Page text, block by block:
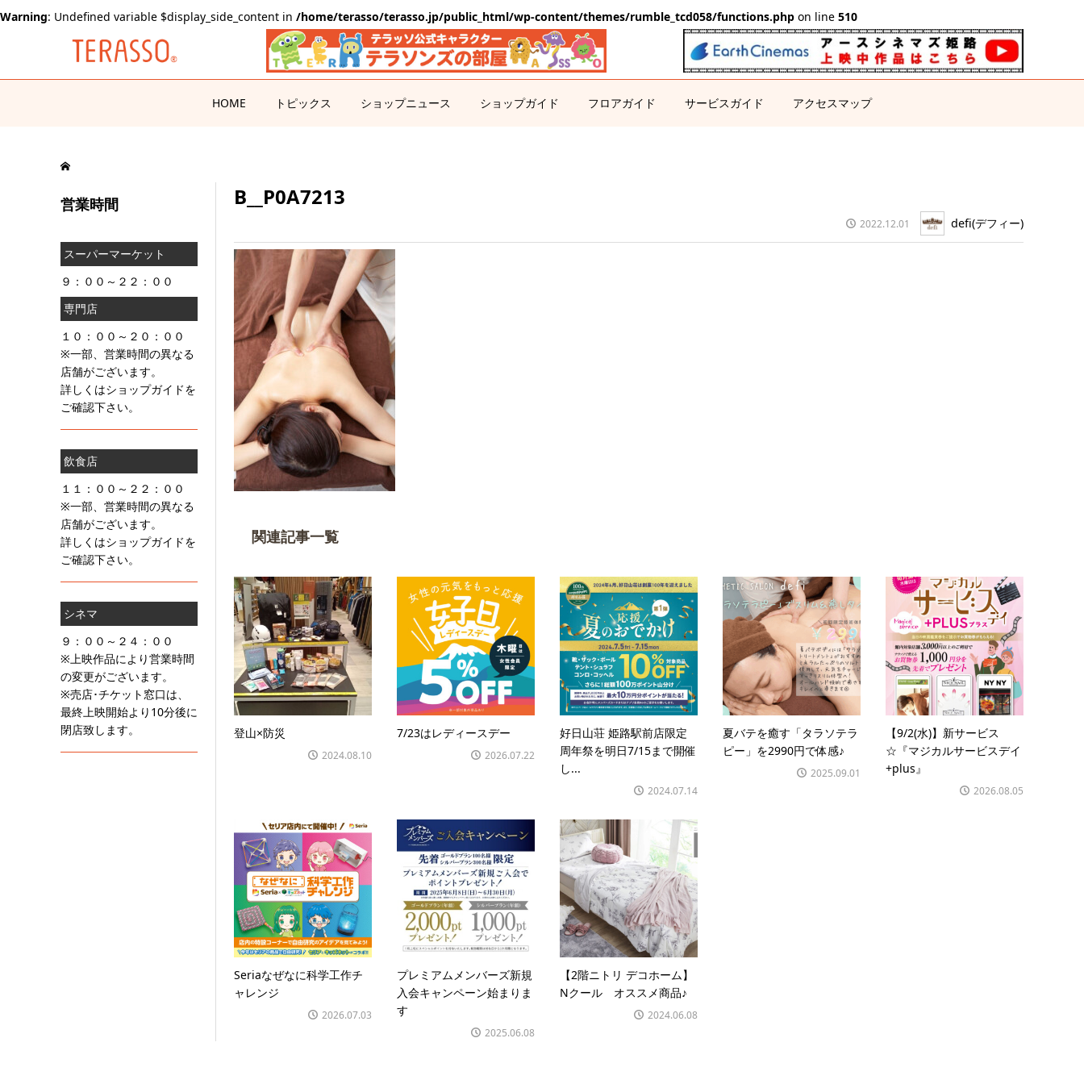
Warning: Undefined variable $display_side_content in /home/terasso/terasso.jp/public_html/wp-content/themes/rumble_tcd058/functions.php on line 510
HOME トピックス ショップニュース ショップガイド フロアガイド サービスガイド アクセスマップ
B__P0A7213
2022.12.01 defi(デフィー)
関連記事一覧
登山×防災
2024.08.10
7/23はレディースデー
2026.07.22
好日山荘 姫路駅前店限定
周年祭を明日7/15まで開催
し...
2024.07.14
夏バテを癒す「タラソテラ
ピー」を2990円で体感♪
2025.09.01
【9/2(水)】新サービス
☆『マジカルサービスデイ
+plus』
2026.08.05
Seriaなぜなに科学工作チ
ャレンジ
2026.07.03
プレミアムメンバーズ新規
入会キャンペーン始まりま
す
2025.06.08
【2階ニトリ デコホーム】
Nクール オススメ商品♪
2024.06.08
営業時間
スーパーマーケット
９：００～２２：００
専門店
１０：００～２０：００
※一部、営業時間の異なる
店舗がございます。
詳しくはショップガイドを
ご確認下さい。
飲食店
１１：００～２２：００
※一部、営業時間の異なる
店舗がございます。
詳しくはショップガイドを
ご確認下さい。
シネマ
９：００～２４：００
※上映作品により営業時間
の変更がございます。
※売店･チケット窓口は、
最終上映開始より10分後に
閉店致します。